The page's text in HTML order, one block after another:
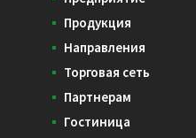
Продукция
Направления
Торговая сеть
Партнерам
Гостиница